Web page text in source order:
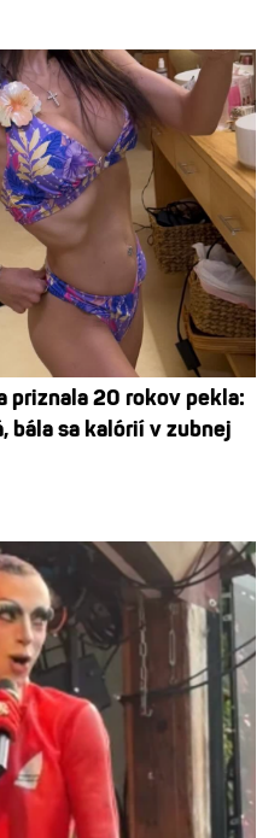
priznala 20 rokov pekla:
bála sa kalórií v zubnej